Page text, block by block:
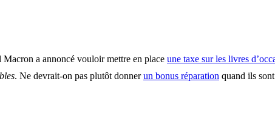
a annoncé vouloir mettre en place une taxe sur les livres
. Ne devrait-on pas plutôt donnerun bonus réparation quand ils